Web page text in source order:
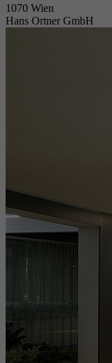
1070 Wien
Hans Ortner GmbH